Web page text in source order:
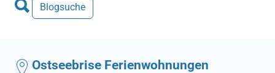
Blogsuche
Ostseebrise Ferienwohnungen